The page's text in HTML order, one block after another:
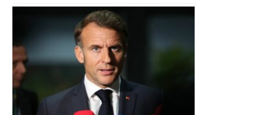
Le nouvel essai du bout du monde de
Jiuta Wainiqolo face à Toulouse en
vidéo – L'Équipe